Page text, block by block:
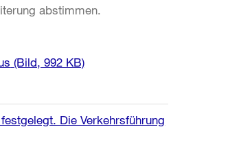
abstimmen.
(Bild, 992 KB)
Die Verkehrsführung